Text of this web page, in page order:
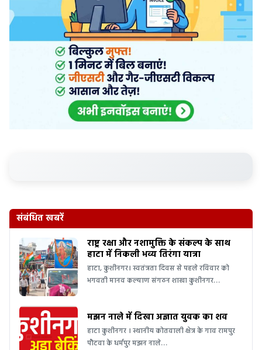
संबंधित खबरें
राष्ट्र रक्षा और नशामुक्ति के संकल्प के साथ
हाटा में निकली भव्य तिरंगा यात्रा
हाटा, कुशीनगर। स्वतंत्रता दिवस से पहले रविवार को
भगवती मानव कल्याण संगठन शाखा कुशीनगर…
मझन नाले में दिखा अज्ञात युवक का शव
हाटा कुशीनगर । स्थानीय कोतवाली क्षेत्र के गाव रामपुर
पौटवा के धर्मपुर मझन नाले…